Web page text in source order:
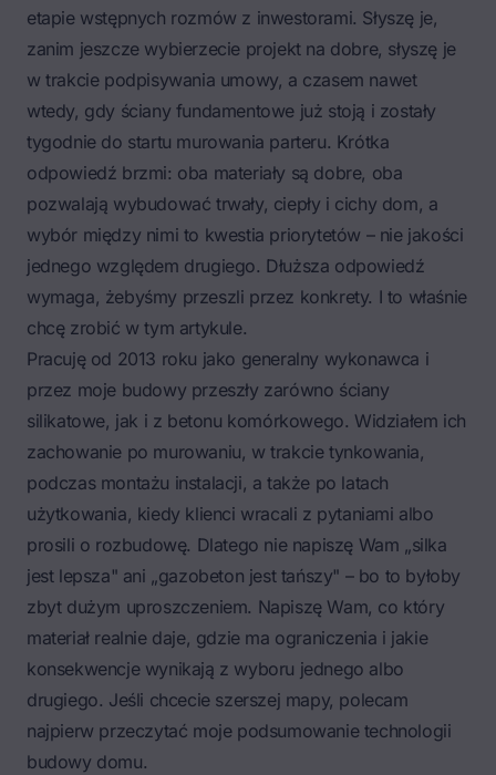
etapie wstępnych rozmów z inwestorami. Słyszę je,
zanim jeszcze wybierzecie projekt na dobre, słyszę je
w trakcie podpisywania umowy, a czasem nawet
wtedy, gdy ściany fundamentowe już stoją i zostały
tygodnie do startu murowania parteru. Krótka
odpowiedź brzmi: oba materiały są dobre, oba
pozwalają wybudować trwały, ciepły i cichy dom, a
wybór między nimi to kwestia priorytetów – nie jakości
jednego względem drugiego. Dłuższa odpowiedź
wymaga, żebyśmy przeszli przez konkrety. I to właśnie
chcę zrobić w tym artykule.
Pracuję od 2013 roku jako generalny wykonawca i
przez moje budowy przeszły zarówno ściany
silikatowe, jak i z betonu komórkowego. Widziałem ich
zachowanie po murowaniu, w trakcie tynkowania,
podczas montażu instalacji, a także po latach
użytkowania, kiedy klienci wracali z pytaniami albo
prosili o rozbudowę. Dlatego nie napiszę Wam „silka
jest lepsza" ani „gazobeton jest tańszy" – bo to byłoby
zbyt dużym uproszczeniem. Napiszę Wam, co który
materiał realnie daje, gdzie ma ograniczenia i jakie
konsekwencje wynikają z wyboru jednego albo
drugiego. Jeśli chcecie szerszej mapy, polecam
najpierw przeczytać moje podsumowanie technologii
budowy domu.